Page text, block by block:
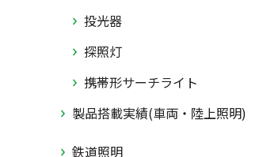
投光器
探照灯
携帯形サーチライト
製品搭載実績(車両・陸上照明)
鉄道照明